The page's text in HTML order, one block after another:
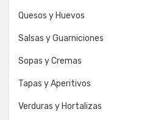
Quesos y Huevos
Salsas y Guarniciones
Sopas y Cremas
Tapas y Aperitivos
Verduras y Hortalizas